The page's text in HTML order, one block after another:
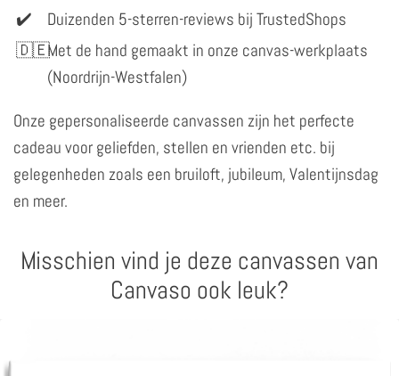
Duizenden 5-sterren-reviews bij TrustedShops
Met de hand gemaakt in onze canvas-werkplaats
(Noordrijn-Westfalen)
Onze gepersonaliseerde canvassen zijn het perfecte
cadeau voor geliefden, stellen en vrienden etc. bij
gelegenheden zoals een bruiloft, jubileum, Valentijnsdag
en meer.
Misschien vind je deze canvassen van
Canvaso ook leuk?